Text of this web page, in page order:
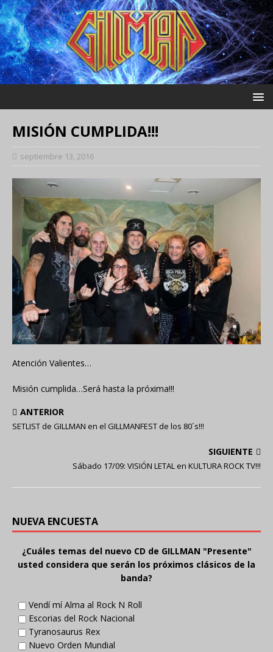
MISIÓN CUMPLIDA!!!
septiembre 13, 2016
Atención Valientes…
Misión cumplida…Será hasta la próxima!!!
ANTERIOR
SETLIST de GILLMAN en el GILLMANFEST de los 80´s!!!
SIGUIENTE
Sábado 17/09: VISIÓN LETAL en KULTURA ROCK TV!!!
NUEVA ENCUESTA
¿Cuáles temas del nuevo CD de GILLMAN "Presente"
usted considera que serán los próximos clásicos de la
banda?
Vendí mí Alma al Rock N Roll
Escorias del Rock Nacional
Tyranosaurus Rex
Nuevo Orden Mundial